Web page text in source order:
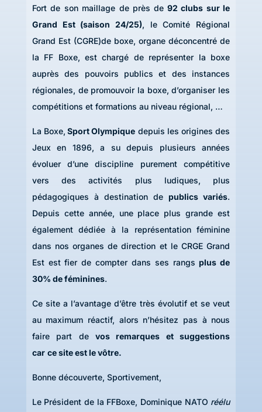
Fort de son maillage de près de 92 clubs sur le
Grand Est (saison 24/25), le Comité Régional
Grand Est (CGRE)de boxe, organe déconcentré de
la FF Boxe, est chargé de représenter la boxe
auprès des pouvoirs publics et des instances
régionales, de promouvoir la boxe, d’organiser les
compétitions et formations au niveau régional, …
La Boxe, Sport Olympique depuis les origines des
Jeux en 1896, a su depuis plusieurs années
évoluer d’une discipline purement compétitive
vers des activités plus ludiques, plus
pédagogiques à destination depublics variés.
Depuis cette année, une place plus grande est
également dédiée à la représentation féminine
dans nos organes de direction et le CRGE Grand
Est est fier de compter dans ses rangsplus de
30% de féminines.
Ce site a l’avantage d’être très évolutif et se veut
au maximum réactif, alors n’hésitez pas à nous
faire part de vos remarques et suggestions
car ce site est le vôtre.
Bonne découverte, Sportivement,
Le Président de la FFBoxe, Dominique NATO réélu